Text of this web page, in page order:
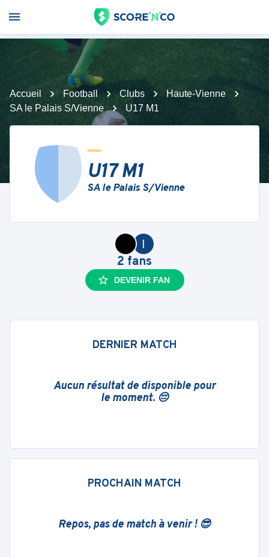
Accueil Football Clubs
Haute-Vienne
SA le Palais S/Vienne
U17 M1
U17 M1
SA le Palais S/Vienne
I
2 fans
DEVENIR FAN
DERNIER MATCH
Aucun résultat de disponible pour
le moment. 😔
PROCHAIN MATCH
Repos, pas de match à venir ! 😎